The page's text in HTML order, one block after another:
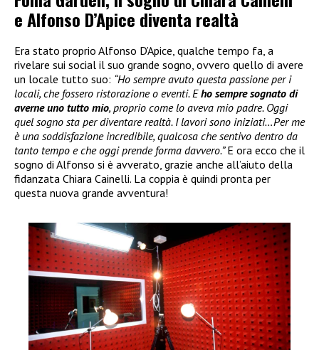
e Alfonso D’Apice diventa realtà
Era stato proprio Alfonso D’Apice, qualche tempo fa, a
rivelare sui social il suo grande sogno, ovvero quello di avere
un locale tutto suo: “Ho sempre avuto questa passione per i
locali, che fossero ristorazione o eventi. Eho sempre sognato di
averne uno tutto mio, proprio come lo aveva mio padre. Oggi
quel sogno sta per diventare realtà. I lavori sono iniziati…Per me
è una soddisfazione incredibile, qualcosa che sentivo dentro da
tanto tempo e che oggi prende forma davvero.”E ora ecco che il
sogno di Alfonso si è avverato, grazie anche all’aiuto della
fidanzata Chiara Cainelli. La coppia è quindi pronta per
questa nuova grande avventura!